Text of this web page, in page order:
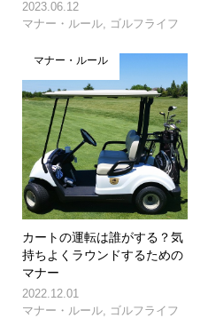
2023.06.12
マナー・ルール, ゴルフライフ
マナー・ルール
カートの運転は誰がする？気
持ちよくラウンドするための
マナー
2022.12.01
マナー・ルール, ゴルフライフ